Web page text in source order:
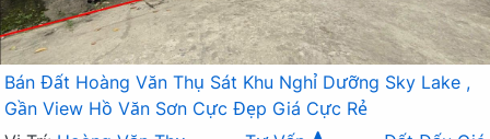
Bán Đất Hoàng Văn Thụ Sát Khu Nghỉ Dưỡng Sky Lake ,
Gần View Hồ Văn Sơn Cực Đẹp Giá Cực Rẻ